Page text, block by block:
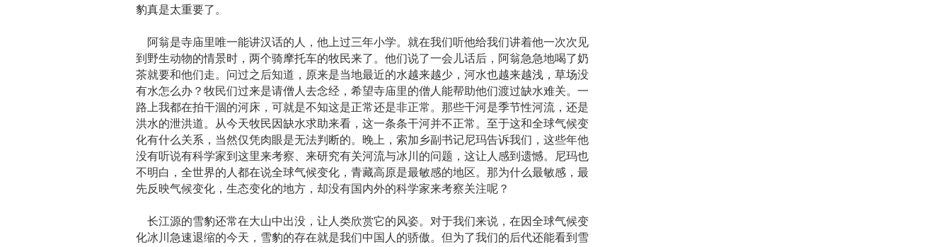
豹真是太重要了。
阿翁是寺庙里唯一能讲汉话的人，他上过三年小学。就在我们听他给我们讲着他一次次见
到野生动物的情景时，两个骑摩托车的牧民来了。他们说了一会儿话后，阿翁急急地喝了奶
茶就要和他们走。问过之后知道，原来是当地最近的水越来越少，河水也越来越浅，草场没
有水怎么办？牧民们过来是请僧人去念经，希望寺庙里的僧人能帮助他们渡过缺水难关。一
路上我都在拍干涸的河床，可就是不知这是正常还是非正常。那些干河是季节性河流，还是
洪水的泄洪道。从今天牧民因缺水求助来看，这一条条干河并不正常。至于这和全球气候变
化有什么关系，当然仅凭肉眼是无法判断的。晚上，索加乡副书记尼玛告诉我们，这些年他
没有听说有科学家到这里来考察、来研究有关河流与冰川的问题，这让人感到遗憾。尼玛也
不明白，全世界的人都在说全球气候变化，青藏高原是最敏感的地区。那为什么最敏感，最
先反映气候变化，生态变化的地方，却没有国内外的科学家来考察关注呢？
长江源的雪豹还常在大山中出没，让人类欣赏它的风姿。对于我们来说，在因全球气候变
化冰川急速退缩的今天，雪豹的存在就是我们中国人的骄傲。但为了我们的后代还能看到雪